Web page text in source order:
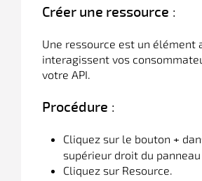
Créer une ressource :
Une ressource est un élément
interagissent vos
votre API.
Procédure :
Cliquez sur le bouton +
supérieur droit du
Cliquez sur Resource.